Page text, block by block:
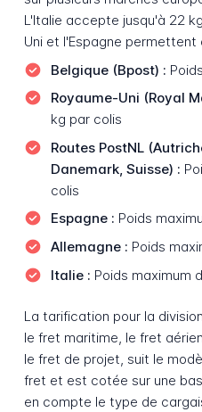
L'Italie accepte jusqu'à 22
Uni et l'Espagne permettent
Belgique (Bpost) :
Royaume-Uni (Royal
kg par colis
Routes PostNL
Danemark, Suisse) :
colis
Espagne : Poids
Allemagne : Poids
Italie : Poids maximum
La tarification pour la
le fret maritime, le fret
le fret de projet, suit le
fret et est cotée sur une
en compte le type de